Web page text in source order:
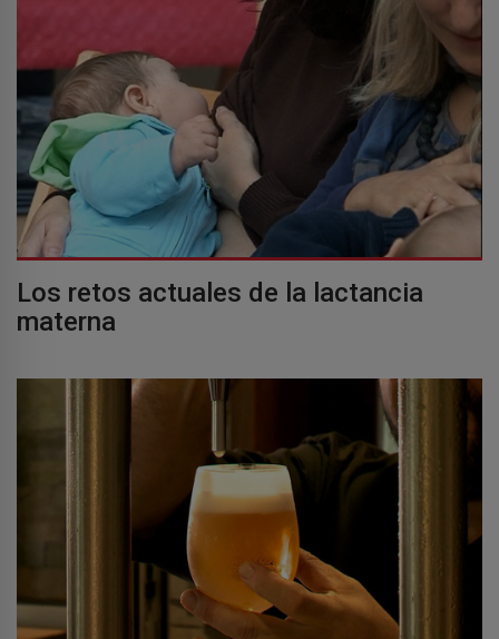
Los retos actuales de la lactancia
materna